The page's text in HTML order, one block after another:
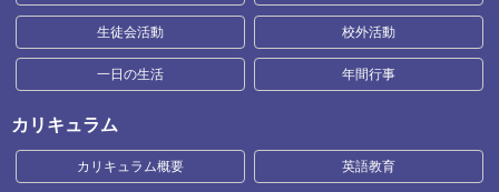
生徒会活動 校外活動
一日の生活 年間行事
カリキュラム
カリキュラム概要 英語教育